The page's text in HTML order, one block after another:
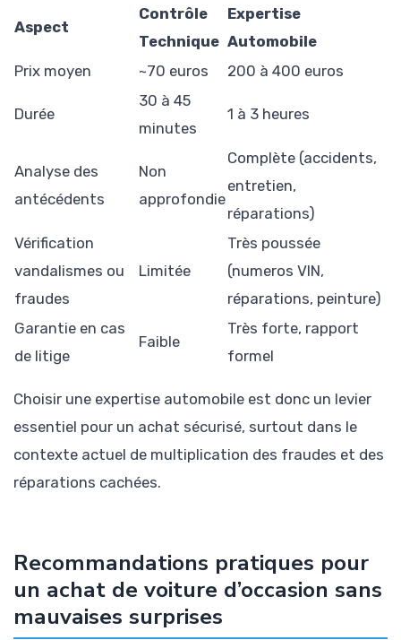
Aspect
Contrôle
Technique
Expertise
Automobile
Prix moyen
~70 euros 200 à 400 euros
Durée
30 à 45
minutes
1 à 3 heures
Analyse des
antécédents
Non
approfondie
Complète (accidents,
entretien,
réparations)
Vérification
vandalismes ou
fraudes
Limitée
Très poussée
(numeros VIN,
réparations, peinture)
Garantie en cas
de litige
Faible
Très forte, rapport
formel
Choisir une expertise automobile est donc un levier
essentiel pour un achat sécurisé, surtout dans le
contexte actuel de multiplication des fraudes et des
réparations cachées.
Recommandations pratiques pour
un achat de voiture d’occasion sans
mauvaises surprises